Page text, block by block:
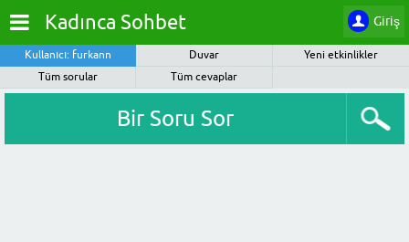
Giriş
Kadınca Sohbet
Kullanıcı: furkann Duvar
Yeni etkinlikler
Tüm sorular
Tüm cevaplar
Bir Soru Sor